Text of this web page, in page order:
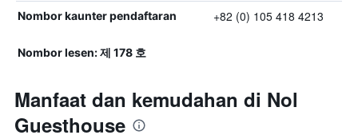
Nombor kaunter pendaftaran +82 (0) 105 418 4213
Nombor lesen: 제 178 호
Manfaat dan kemudahan di Nol
Guesthouse